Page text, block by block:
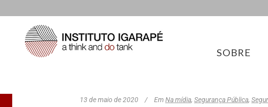
SOBRE
13 de maio de 2020 Em Na mídia, Segurança Pública,